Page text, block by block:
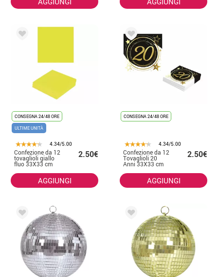
CONSEGNA 24/48 ORE
ULTIME UNITÀ
4.34/5.00
Confezione da 12
tovaglioli giallo
fluo 33X33 cm
2.50€
AGGIUNGI
CONSEGNA 24/48 ORE
4.34/5.00
Confezione da 12
Tovaglioli 20
Anni 33X33 cm
2.50€
AGGIUNGI